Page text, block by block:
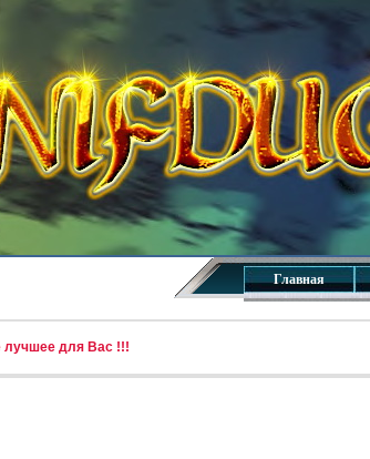
Главная
лучшее для Вас !!!